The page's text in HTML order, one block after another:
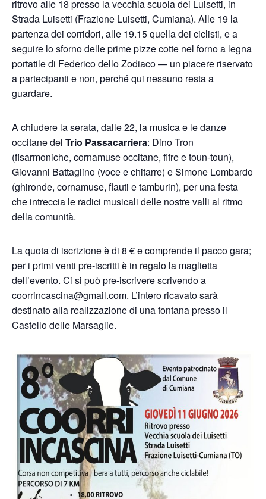
ritrovo alle 18 presso la vecchia scuola dei Luisetti, in
Strada Luisetti (Frazione Luisetti, Cumiana). Alle 19 la
partenza dei corridori, alle 19.15 quella dei ciclisti, e a
seguire lo sforno delle prime pizze cotte nel forno a legna
portatile di Federico dello Zodiaco — un piacere riservato
a partecipanti e non, perché qui nessuno resta a
guardare.
A chiudere la serata, dalle 22, la musica e le danze
occitane del Trio Passacarriera: Dino Tron
(fisarmoniche, cornamuse occitane, fifre e toun-toun),
Giovanni Battaglino (voce e chitarre) e Simone Lombardo
(ghironde, cornamuse, flauti e tamburin), per una festa
che intreccia le radici musicali delle nostre valli al ritmo
della comunità.
La quota di iscrizione è di 8 € e comprende il pacco gara;
per i primi venti pre-iscritti è in regalo la maglietta
dell’evento. Ci si può pre-iscrivere scrivendo a
coorrincascina@gmail.com. L’intero ricavato sarà
destinato alla realizzazione di una fontana presso il
Castello delle Marsaglie.